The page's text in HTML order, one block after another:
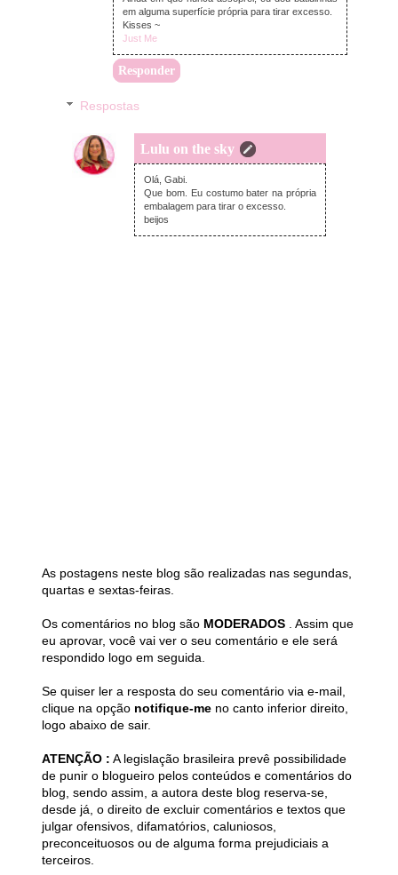
em alguma superfície própria para tirar excesso.
Kisses ~
Just Me
Responder
Respostas
Lulu on the sky
domingo, abril 13, 2025
Olá, Gabi.
Que bom. Eu costumo bater na própria
embalagem para tirar o excesso.
beijos
As postagens neste blog são realizadas nas segundas,
quartas e sextas-feiras.
Os comentários no blog são MODERADOS
. Assim que
eu aprovar, você vai ver o seu comentário e ele será
respondido logo em seguida.
Se quiser ler a resposta do seu comentário via e-mail,
clique na opção notifique-me no canto inferior direito,
logo abaixo de sair.
ATENÇÃO : A legislação brasileira prevê possibilidade
de punir o blogueiro pelos conteúdos e comentários do
blog, sendo assim, a autora deste blog reserva-se,
desde já, o direito de excluir comentários e textos que
julgar ofensivos, difamatórios, caluniosos,
preconceituosos ou de alguma forma prejudiciais a
terceiros.